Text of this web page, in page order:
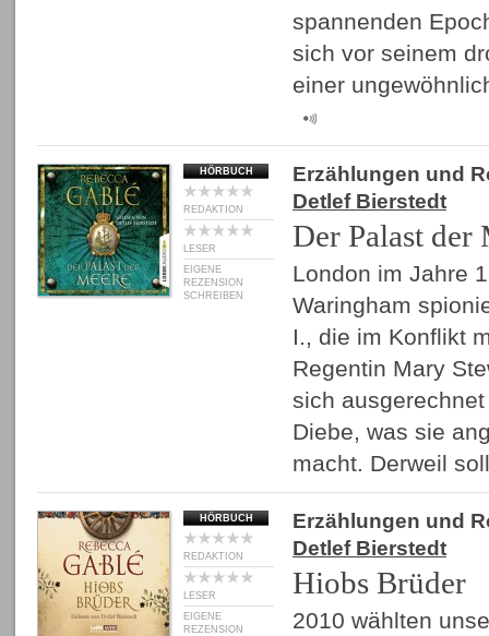
spannenden
sich vor seinem
einer
HÖRBUCH
REDAKTION
LESER
EIGENE
REZENSION
SCHREIBEN
Erzählungen und
Detlef Bierstedt
Der Palast der
London im Jahre
Waringham
I., die im Konflikt
Regentin Mary
sich
Diebe, was sie
macht. Derweil
HÖRBUCH
REDAKTION
LESER
EIGENE
REZENSION
Erzählungen und
Detlef Bierstedt
Hiobs Brüder
2010 wählten